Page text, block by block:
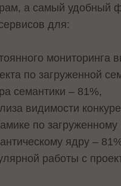
а самый удобный
для:
мониторинга
по загруженной
семантики – 81%,
видимости
по загруженному
ядру –
работы с